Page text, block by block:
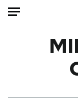
Mondo